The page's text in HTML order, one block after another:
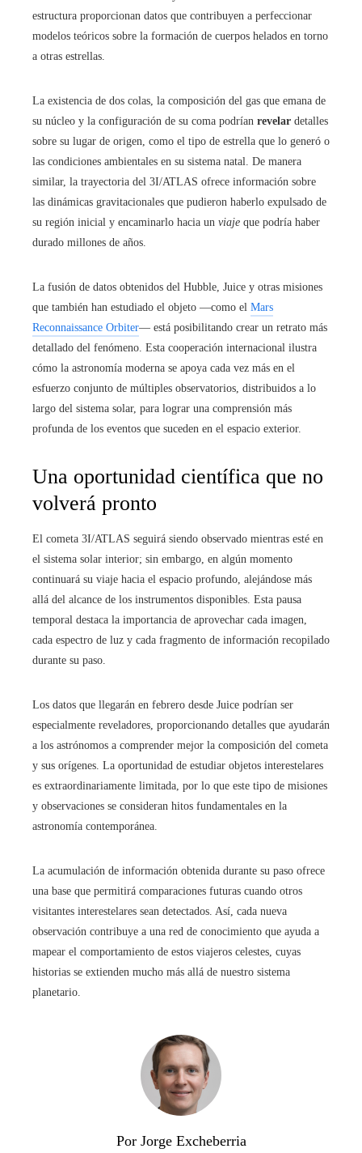
estructura proporcionan datos que contribuyen a perfeccionar
modelos teóricos sobre la formación de cuerpos helados en torno
a otras estrellas.
La existencia de dos colas, la composición del gas que emana de
su núcleo y la configuración de su coma podrían revelar detalles
sobre su lugar de origen, como el tipo de estrella que lo generó o
las condiciones ambientales en su sistema natal. De manera
similar, la trayectoria del 3I/ATLAS ofrece información sobre
las dinámicas gravitacionales que pudieron haberlo expulsado de
su región inicial y encaminarlo hacia un viaje que podría haber
durado millones de años.
La fusión de datos obtenidos del Hubble, Juice y otras misiones
que también han estudiado el objeto —como el Mars
Reconnaissance Orbiter— está posibilitando crear un retrato más
detallado del fenómeno. Esta cooperación internacional ilustra
cómo la astronomía moderna se apoya cada vez más en el
esfuerzo conjunto de múltiples observatorios, distribuidos a lo
largo del sistema solar, para lograr una comprensión más
profunda de los eventos que suceden en el espacio exterior.
Una oportunidad científica que no
volverá pronto
El cometa 3I/ATLAS seguirá siendo observado mientras esté en
el sistema solar interior; sin embargo, en algún momento
continuará su viaje hacia el espacio profundo, alejándose más
allá del alcance de los instrumentos disponibles. Esta pausa
temporal destaca la importancia de aprovechar cada imagen,
cada espectro de luz y cada fragmento de información recopilado
durante su paso.
Los datos que llegarán en febrero desde Juice podrían ser
especialmente reveladores, proporcionando detalles que ayudarán
a los astrónomos a comprender mejor la composición del cometa
y sus orígenes. La oportunidad de estudiar objetos interestelares
es extraordinariamente limitada, por lo que este tipo de misiones
y observaciones se consideran hitos fundamentales en la
astronomía contemporánea.
La acumulación de información obtenida durante su paso ofrece
una base que permitirá comparaciones futuras cuando otros
visitantes interestelares sean detectados. Así, cada nueva
observación contribuye a una red de conocimiento que ayuda a
mapear el comportamiento de estos viajeros celestes, cuyas
historias se extienden mucho más allá de nuestro sistema
planetario.
Por Jorge Excheberria